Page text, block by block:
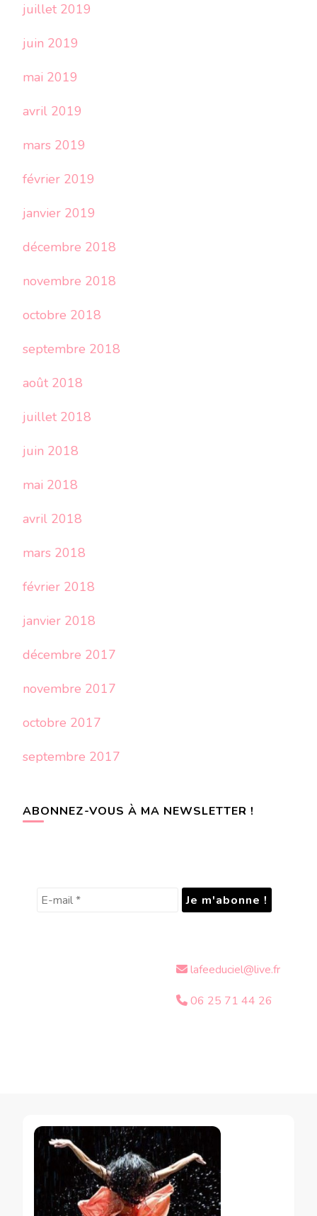
juillet 2019
juin 2019
mai 2019
avril 2019
mars 2019
février 2019
janvier 2019
décembre 2018
novembre 2018
octobre 2018
septembre 2018
août 2018
juillet 2018
juin 2018
mai 2018
avril 2018
mars 2018
février 2018
janvier 2018
décembre 2017
novembre 2017
octobre 2017
septembre 2017
ABONNEZ-VOUS À MA NEWSLETTER !
lafeeduciel@live.fr
06 25 71 44 26